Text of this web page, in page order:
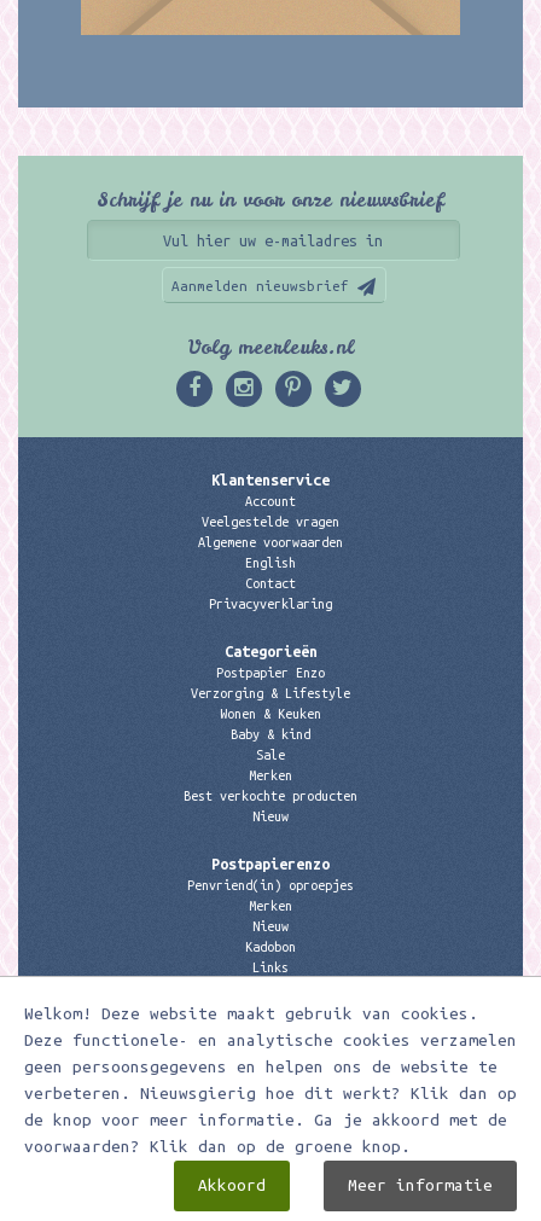
Welkom! Deze website maakt gebruik van cookies.
Deze functionele- en analytische cookies verzamelen
geen persoonsgegevens en helpen ons de website te
verbeteren. Nieuwsgierig hoe dit werkt? Klik dan op
de knop voor meer informatie. Ga je akkoord met de
voorwaarden? Klik dan op de groene knop.
Akkoord Meer informatie
Schrijf je nu in voor onze nieuwsbrief
Aanmelden nieuwsbrief
Volg meerleuks.nl
Klantenservice
Account
Veelgestelde vragen
Algemene voorwaarden
English
Contact
Privacyverklaring
Categorieën
Postpapier Enzo
Verzorging & Lifestyle
Wonen & Keuken
Baby & kind
Sale
Merken
Best verkochte producten
Nieuw
Postpapierenzo
Penvriend(in) oproepjes
Merken
Nieuw
Kadobon
Links
Contactgegevens
Meerleuks
anita@meerleuks.nl
06 – 107 163 36
KVK nummer: 58807179
BTW nummer: 853190859B01
Meerleuks ® Ontwerp & realisatie doorDigizijn ICT & WEB